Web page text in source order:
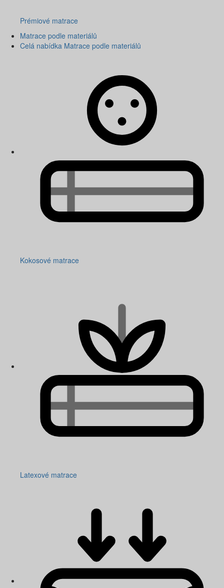
Prémiové matrace
Matrace podle materiálů
Celá nabídka Matrace podle materiálů
Kokosové matrace
Latexové matrace